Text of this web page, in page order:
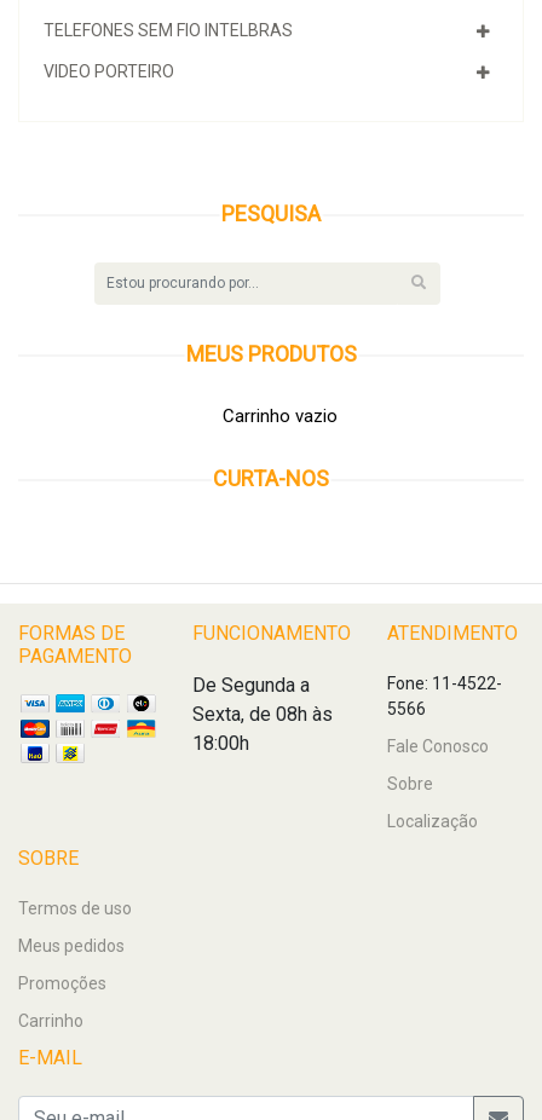
TELEFONES SEM FIO INTELBRAS
VIDEO PORTEIRO
PESQUISA
MEUS PRODUTOS
Carrinho vazio
CURTA-NOS
FORMAS DE
PAGAMENTO
FUNCIONAMENTO
De Segunda a
Sexta, de 08h às
18:00h
ATENDIMENTO
Fone: 11-4522-
5566
Fale Conosco
Sobre
Localização
SOBRE
Termos de uso
Meus pedidos
Promoções
Carrinho
E-MAIL